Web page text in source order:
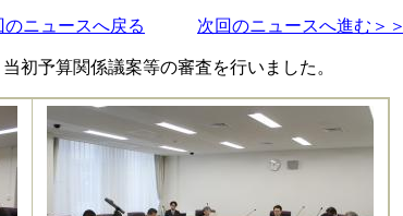
のニュースへ戻る 次回のニュースへ進む＞＞
当初予算関係議案等の審査を行いました。